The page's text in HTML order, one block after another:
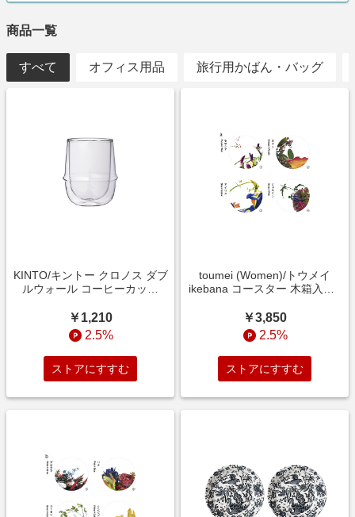
※他、対象サイト以外の三越伊勢丹関連サイトすべて
※消費税、送料、クーポン利用分、システム手数料
※不備・不正・虚偽・いたずら・キャンセル・未入金・返
ポイントバック対象条件：対象サイトでの商品購入後の入金
確認（一部対象除外品あり）
≪対象サイト≫
・三越伊勢丹オンラインストア
（https://www.mistore.jp/shopping）
お中元・お歳暮・おせちの各ページ
※店舗商品については、伊勢丹新宿店、日本橋三越本店、銀座
三越のみが対象となります
商品一覧
すべて オフィス用品 旅行用かばん・バッグ
KINTO/キントー クロノス ダブ
ルウォール コーヒーカップ
越伊勢丹/公式】
￥1,210
2.5%
ストアにすすむ
toumei (Women)/トウメイ
ikebana コースター 木箱入り4
物【三越伊勢丹/公式】
￥3,850
2.5%
ストアにすすむ